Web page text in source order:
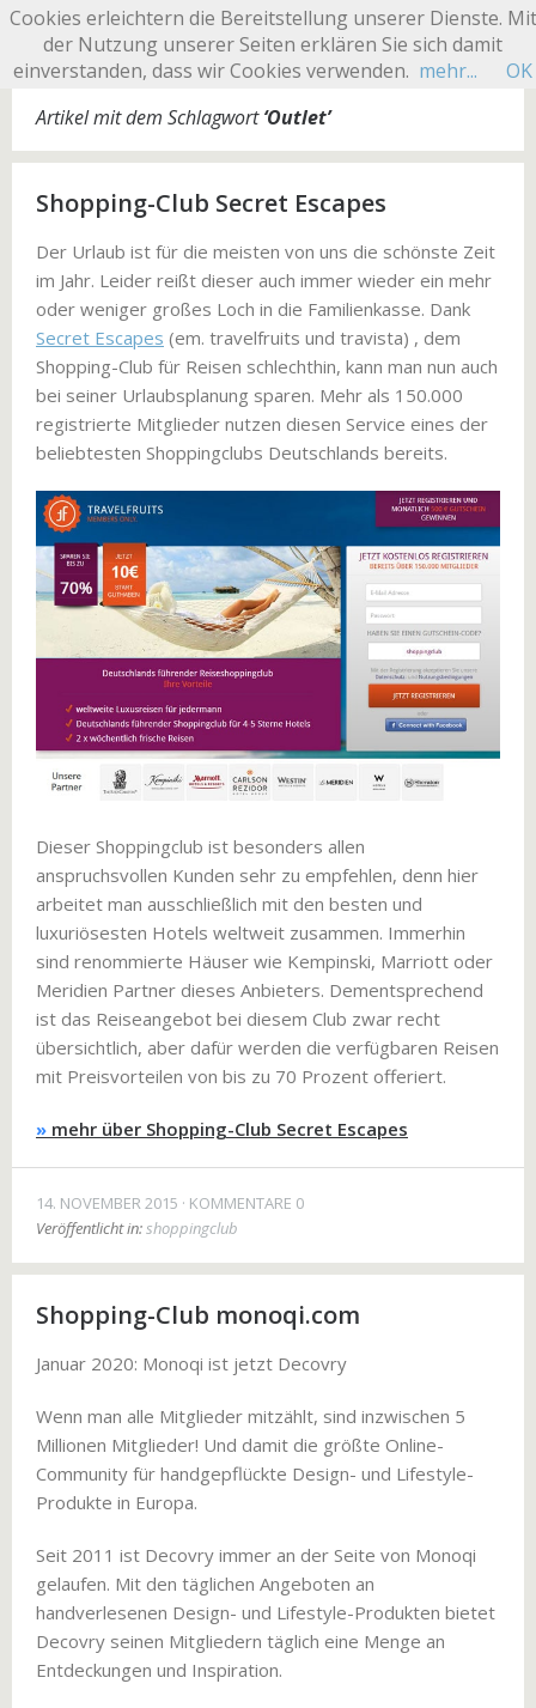
SHOPPING CLUB
Artikel mit dem Schlagwort‘Outlet’
Shopping-Club Secret Escapes
Der Urlaub ist für die meisten von uns die schönste Zeit
im Jahr. Leider reißt dieser auch immer wieder ein mehr
oder weniger großes Loch in die Familienkasse. Dank
Secret Escapes (em. travelfruits und travista) , dem
Shopping-Club für Reisen schlechthin, kann man nun auch
bei seiner Urlaubsplanung sparen. Mehr als 150.000
registrierte Mitglieder nutzen diesen Service eines der
beliebtesten Shoppingclubs Deutschlands bereits.
Dieser Shoppingclub ist besonders allen
anspruchsvollen Kunden sehr zu empfehlen, denn hier
arbeitet man ausschließlich mit den besten und
luxuriösesten Hotels weltweit zusammen. Immerhin
sind renommierte Häuser wie Kempinski, Marriott oder
Meridien Partner dieses Anbieters. Dementsprechend
ist das Reiseangebot bei diesem Club zwar recht
übersichtlich, aber dafür werden die verfügbaren Reisen
mit Preisvorteilen von bis zu 70 Prozent offeriert.
» mehr über Shopping-Club Secret Escapes
14. NOVEMBER 2015
KOMMENTARE 0
Veröffentlicht in:shoppingclub
Shopping-Club monoqi.com
Januar 2020: Monoqi ist jetzt Decovry
Wenn man alle Mitglieder mitzählt, sind inzwischen 5
Millionen Mitglieder! Und damit die größte Online-
Community für handgepflückte Design- und Lifestyle-
Produkte in Europa.
Seit 2011 ist Decovry immer an der Seite von Monoqi
gelaufen. Mit den täglichen Angeboten an
handverlesenen Design- und Lifestyle-Produkten bietet
Decovry seinen Mitgliedern täglich eine Menge an
Entdeckungen und Inspiration.
Cookies erleichtern die Bereitstellung unserer Dienste. Mit
der Nutzung unserer Seiten erklären Sie sich damit
einverstanden, dass wir Cookies verwenden. mehr... OK